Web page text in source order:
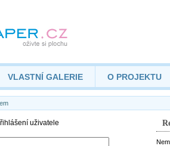
VLASTNÍ GALERIE O PROJEKTU